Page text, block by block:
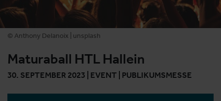
© Anthony Delanoix | unsplash
Maturaball HTL Hallein
30. SEPTEMBER 2023 | EVENT | PUBLIKUMSMESSE